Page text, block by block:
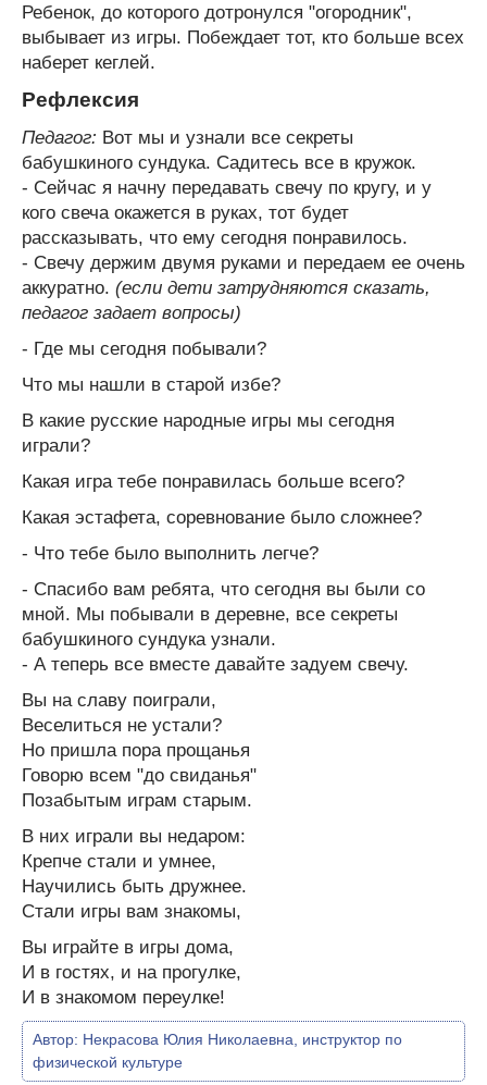
Ребенок, до которого дотронулся "огородник",
выбывает из игры. Побеждает тот, кто больше всех
наберет кеглей.
Рефлексия
Педагог: Вот мы и узнали все секреты
бабушкиного сундука. Садитесь все в кружок.
- Сейчас я начну передавать свечу по кругу, и у
кого свеча окажется в руках, тот будет
рассказывать, что ему сегодня понравилось.
- Свечу держим двумя руками и передаем ее очень
аккуратно. (если дети затрудняются сказать,
педагог задает вопросы)
- Где мы сегодня побывали?
Что мы нашли в старой избе?
В какие русские народные игры мы сегодня
играли?
Какая игра тебе понравилась больше всего?
Какая эстафета, соревнование было сложнее?
- Что тебе было выполнить легче?
- Спасибо вам ребята, что сегодня вы были со
мной. Мы побывали в деревне, все секреты
бабушкиного сундука узнали.
- А теперь все вместе давайте задуем свечу.
Вы на славу поиграли,
Веселиться не устали?
Но пришла пора прощанья
Говорю всем "до свиданья"
Позабытым играм старым.
В них играли вы недаром:
Крепче стали и умнее,
Научились быть дружнее.
Стали игры вам знакомы,
Вы играйте в игры дома,
И в гостях, и на прогулке,
И в знакомом переулке!
Автор: Некрасова Юлия Николаевна, инструктор по
физической культуре